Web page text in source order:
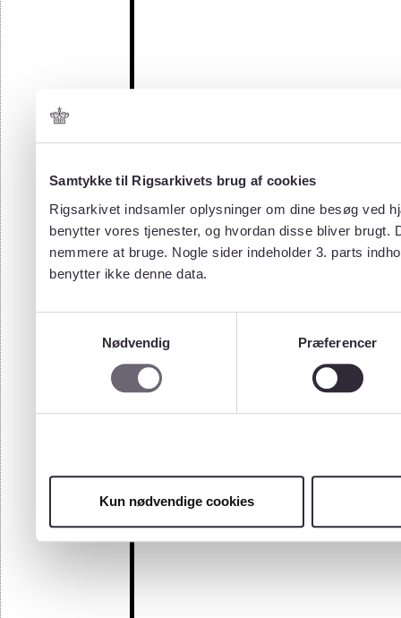
Samtykke til Rigsarkivets brug af cookies
Rigsarkivet indsamler oplysninger om dine besøg ved
benytter vores tjenester, og hvordan disse bliver
nemmere at bruge. Nogle sider indeholder 3. parts
benytter ikke denne data.
Nødvendig
Præferencer
Kun nødvendige cookies